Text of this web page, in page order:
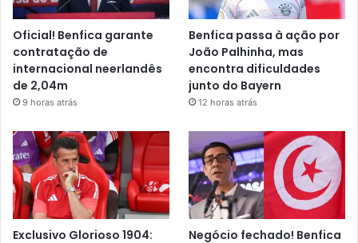
Oficial! Benfica garante
contratação de
internacional neerlandês
de 2,04m
9 horas atrás
Benfica passa à ação por
João Palhinha, mas
encontra dificuldades
junto do Bayern
12 horas atrás
Exclusivo Glorioso 1904:
Negócio fechado! Benfica